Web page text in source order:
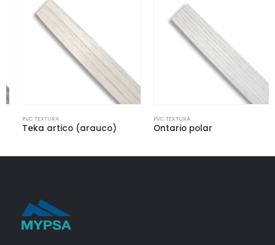
PVC TEXTURA
Teka artico (arauco)
PVC TEXTURA
Ontario polar